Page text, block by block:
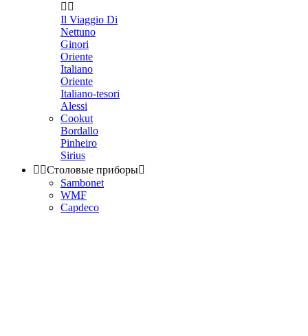
 
Il Viaggio Di
Nettuno
Ginori
Oriente
Italiano
Oriente
Italiano-tesori
Alessi
Cookut
Bordallo
Pinheiro
Sirius
 Столовые приборы
Sambonet
WMF
Capdeco